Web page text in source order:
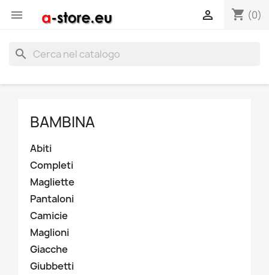
 shopping_cart (0)

search
BAMBINA
Abiti
Completi
Magliette
Pantaloni
Camicie
Maglioni
Giacche
Giubbetti